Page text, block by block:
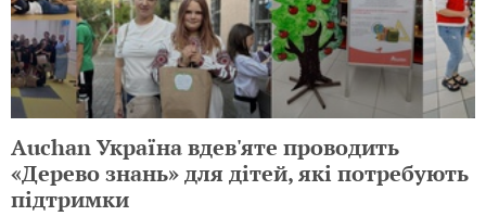
Auchan Україна вдев'яте проводить
«Дерево знань» для дітей, які потребують
підтримки